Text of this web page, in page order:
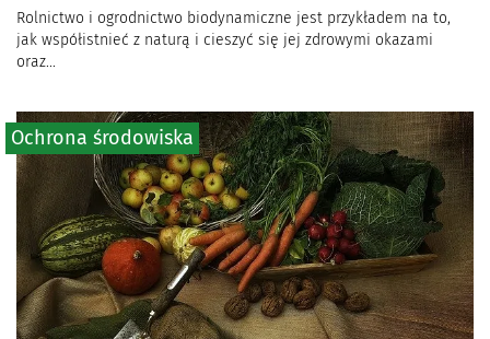
Rolnictwo i ogrodnictwo biodynamiczne jest przykładem na to,
jak współistnieć z naturą i cieszyć się jej zdrowymi okazami
oraz...
Ochrona środowiska